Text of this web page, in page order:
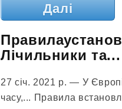
Далі
Лічильники та...
27 січ. 2021 р. — У
часу,... Правила